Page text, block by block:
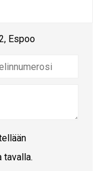
Espoo
tavalla.